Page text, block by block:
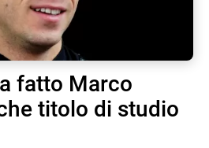
fatto Marco
titolo di studio